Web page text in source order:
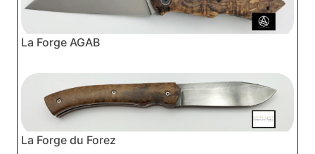
La Forge AGAB
La Forge du Forez